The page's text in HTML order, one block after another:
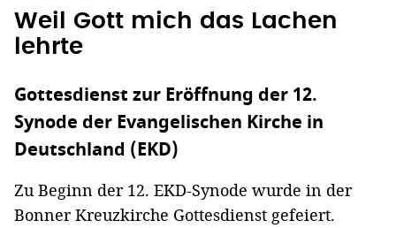
Weil Gott mich das Lachen
lehrte
Gottesdienst zur Eröffnung der 12.
Synode der Evangelischen Kirche in
Deutschland (EKD)
Zu Beginn der 12. EKD-Synode wurde in der
Bonner Kreuzkirche Gottesdienst gefeiert.